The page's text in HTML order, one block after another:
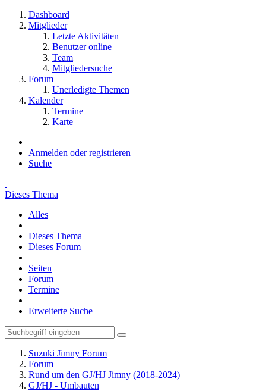
Dashboard
Mitglieder
Letzte Aktivitäten
Benutzer online
Team
Mitgliedersuche
Forum
Unerledigte Themen
Kalender
Termine
Karte
Anmelden oder registrieren
Suche
Dieses Thema
Alles
Dieses Thema
Dieses Forum
Seiten
Forum
Termine
Erweiterte Suche
Suzuki Jimny Forum
Forum
Rund um den GJ/HJ Jimny (2018-2024)
GJ/HJ - Umbauten